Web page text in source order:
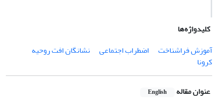
کلیدواژه‌ها
آموزش فراشناخت
اضطراب اجتماعی
نشانگان افت روحیه
کرونا
عنوان مقاله English